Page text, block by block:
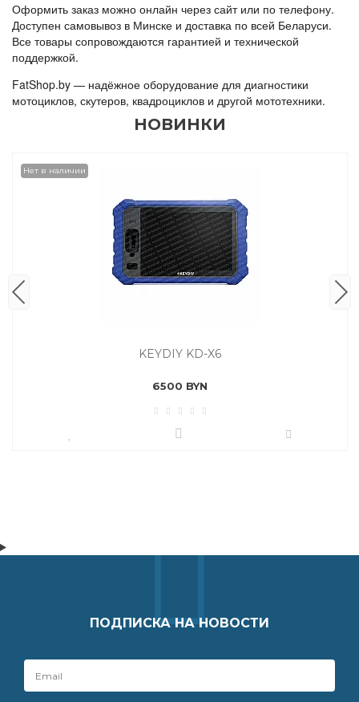
Оформить заказ можно онлайн через сайт или по телефону.
Доступен самовывоз в Минске и доставка по всей Беларуси.
Все товары сопровождаются гарантией и технической
поддержкой.
FatShop.by — надёжное оборудование для диагностики
мотоциклов, скутеров, квадроциклов и другой мототехники.
НОВИНКИ
Нет в наличии
KEYDIY KD-X6
6500 BYN
ПОДПИСКА НА НОВОСТИ